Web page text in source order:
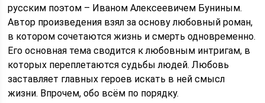
русским поэтом – Иваном Алексеевичем Буниным.
Автор произведения взял за основу любовный роман,
в котором сочетаются жизнь и смерть одновременно.
Его основная тема сводится к любовным интригам, в
которых переплетаются судьбы людей. Любовь
заставляет главных героев искать в ней смысл
жизни. Впрочем, обо всём по порядку.